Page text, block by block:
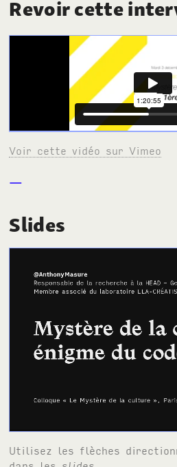
Revoir cette
Voir cette vidéo sur Vimeo
Slides
Utilisez les flèches